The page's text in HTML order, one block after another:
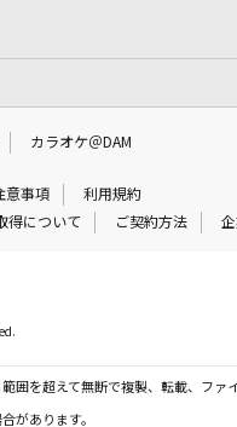
カラオケ＠DAM
意事項
利用規約
得について ご契約方法
を超えて無断で複製、転載、ファ
があります。